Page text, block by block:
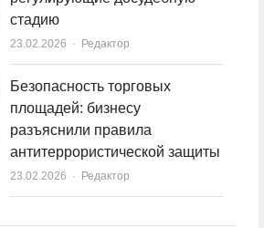
стадию
23.02.2026 Author
Редактор
Безопасность торговых
площадей: бизнесу
разъяснили правила
антитеррористической защиты
23.02.2026 Author
Редактор